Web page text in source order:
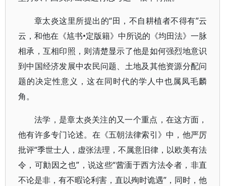
章太炎这里所提出的“田，不自耕植者不得有”云
云，和他在《訄书•定版籍》中所说的《均田法》一脉
相承，互相印照，则清楚显示了他是如何强烈地意识
到中国经济发展中农民问题、土地及其他资源分配问
题的决定性意义，这在同时代的学人中也属凤毛麟
角。
法学，是章太炎关注的又一个重点，在这方面，
他有许多专门论述。在《五朝法律索引》中，他严厉
批评“季世士人，虚张法理，不属意旧律，以欧美有法
令，可勷因之也”，说这些“蒏湎于西方法令者，非直
不论是非，有不暇论利害，直以殉时诡遇”，同时，他